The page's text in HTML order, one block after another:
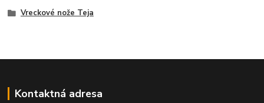
Vreckové nože Teja
Kontaktná adresa